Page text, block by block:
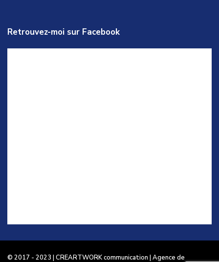
Retrouvez-moi sur Facebook
© 2017 - 2023 | CREARTWORK communication | Agence de